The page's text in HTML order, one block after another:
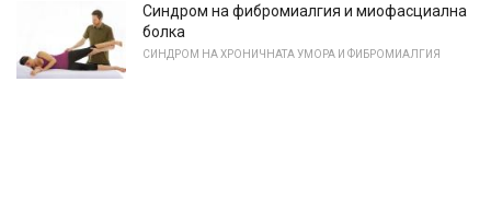
Синдром на фибромиалгия и миофасциална
болка
СИНДРОМ НА ХРОНИЧНАТА УМОРА И ФИБРОМИАЛГИЯ